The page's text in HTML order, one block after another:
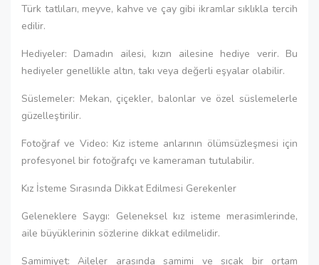
Türk tatlıları, meyve, kahve ve çay gibi ikramlar sıklıkla tercih
edilir.
Hediyeler: Damadın ailesi, kızın ailesine hediye verir. Bu
hediyeler genellikle altın, takı veya değerli eşyalar olabilir.
Süslemeler: Mekan, çiçekler, balonlar ve özel süslemelerle
güzelleştirilir.
Fotoğraf ve Video: Kız isteme anlarının ölümsüzleşmesi için
profesyonel bir fotoğrafçı ve kameraman tutulabilir.
Kız İsteme Sırasında Dikkat Edilmesi Gerekenler
Geleneklere Saygı: Geleneksel kız isteme merasimlerinde,
aile büyüklerinin sözlerine dikkat edilmelidir.
Samimiyet: Aileler arasında samimi ve sıcak bir ortam